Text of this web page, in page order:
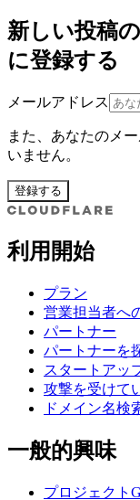
新しい投稿
に登録する
メールアドレス
また、あなたのメ
いません。
登録する
利用開始
プラン
営業担当者へ
パートナー
パートナーを
スタートアッ
攻撃を受けて
ドメイン名検
一般的興味
プロジェクト